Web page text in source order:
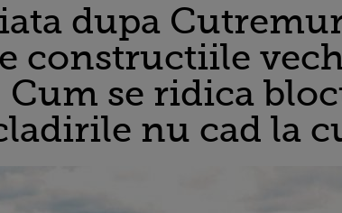
dupa
constructiile
Cum se ridica
nu cad la